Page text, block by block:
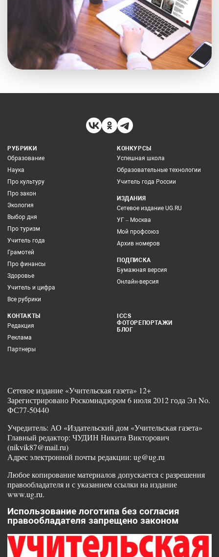
РУБРИКИ
Образование
Наука
Про культуру
Про закон
Экология
Выбор дня
Про туризм
Учитель года
Грамотей
Про финансы
Здоровье
Учитель и цифра
Все рубрики
КОНКУРСЫ
Успешная школа
Образовательные технологии
Учитель года России
ИЗДАНИЯ
Сетевое издание UG.RU
УГ – Москва
Мой профсоюз
Архив номеров
ПОДПИСКА
Бумажная версия
Онлайн-версия
КОНТАКТЫ
Редакция
Реклама
Партнеры
ICCS
ФОТОРЕПОРТАЖИ
БЛОГ
Сетевое издание «Учительская газета» 12+
Зарегистрировано Роскомнадзором 6 июля 2012 года Эл No.
ФС77-50440
Учредитель: АО «Издательский дом «Учительская газета»
Главный редактор: ЧУДИН Никита Викторович
(nikvik87@mail.ru)
Адрес электронной почты редакции: ug@ug.ru
Любое копирование материалов допускается с разрешения
правообладателя и с указанием ссылки на издание
www.ug.ru.
Использование логотипа без согласия
правообладателя запрещено законом